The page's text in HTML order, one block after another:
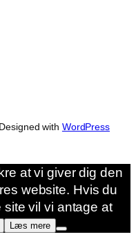
Designed with WordPress
at vi giver dig den
website. Hvis du
vil vi antage at
Læs mere